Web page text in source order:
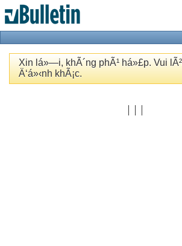
Xin lá»—i, khÃ´ng phÃ¹ há»£p. Vui
Ä‘á»‹nh khÃ¡c.